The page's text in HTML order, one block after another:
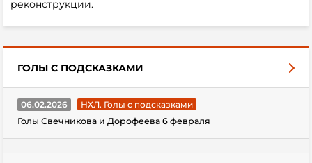
реконструкции.
ГОЛЫ С ПОДСКАЗКАМИ
06.02.2026
НХЛ. Голы с подсказками
Голы Свечникова и Дорофеева 6 февраля